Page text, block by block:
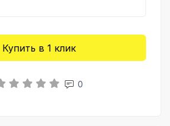
Купить в 1 клик
0